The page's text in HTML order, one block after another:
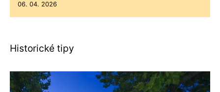
06. 04. 2026
Historické tipy